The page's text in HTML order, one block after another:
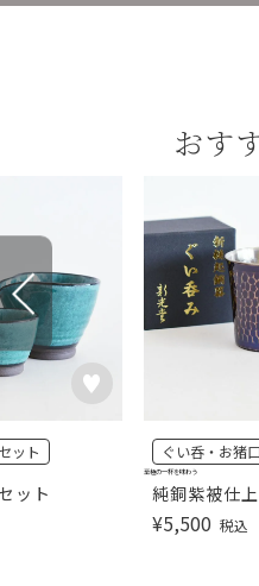
おす
ット
ット
純銅紫被仕
ぐい呑・お猪
¥5,500 税込
至極の一杯を味わう